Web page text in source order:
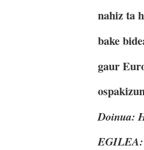
nahiz ta
bake
gaur
Doinua: